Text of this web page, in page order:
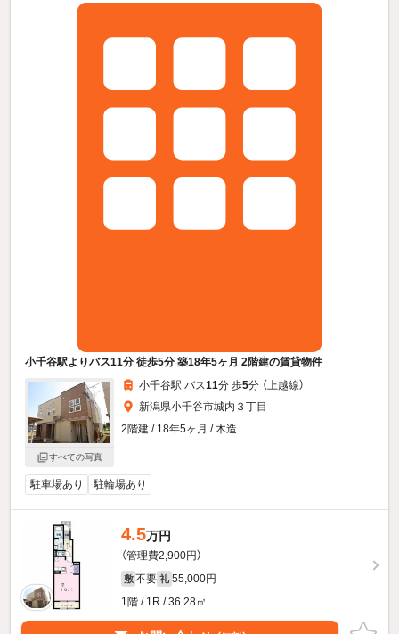
小千谷駅よりバス11分 徒歩5分 築18年5ヶ月 2階建の賃貸物件
すべての写真
小千谷駅 バス11分 歩5分 （上越線）
新潟県小千谷市城内３丁目
2階建 / 18年5ヶ月 / 木造
駐車場あり 駐輪場あり
4.5万円
（管理費2,900円）
敷 不要 礼 55,000円
1階 / 1R / 36.28㎡